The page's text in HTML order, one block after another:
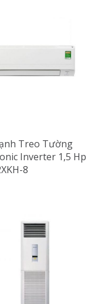
Treo Tường
Inverter 1,5 Hp
8